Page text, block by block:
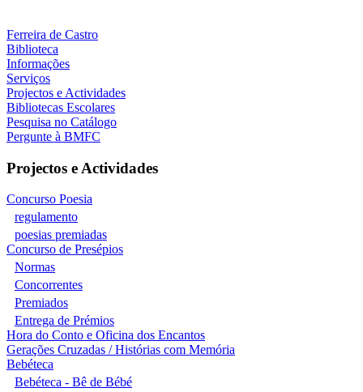
Ferreira de Castro
Biblioteca
Informações
Serviços
Projectos e Actividades
Bibliotecas Escolares
Pesquisa no Catálogo
Pergunte à BMFC
Projectos e Actividades
Concurso Poesia
regulamento
poesias premiadas
Concurso de Presépios
Normas
Concorrentes
Premiados
Entrega de Prémios
Hora do Conto e Oficina dos Encantos
Gerações Cruzadas / Histórias com Memória
Bebéteca
Bebéteca - Bê de Bébé